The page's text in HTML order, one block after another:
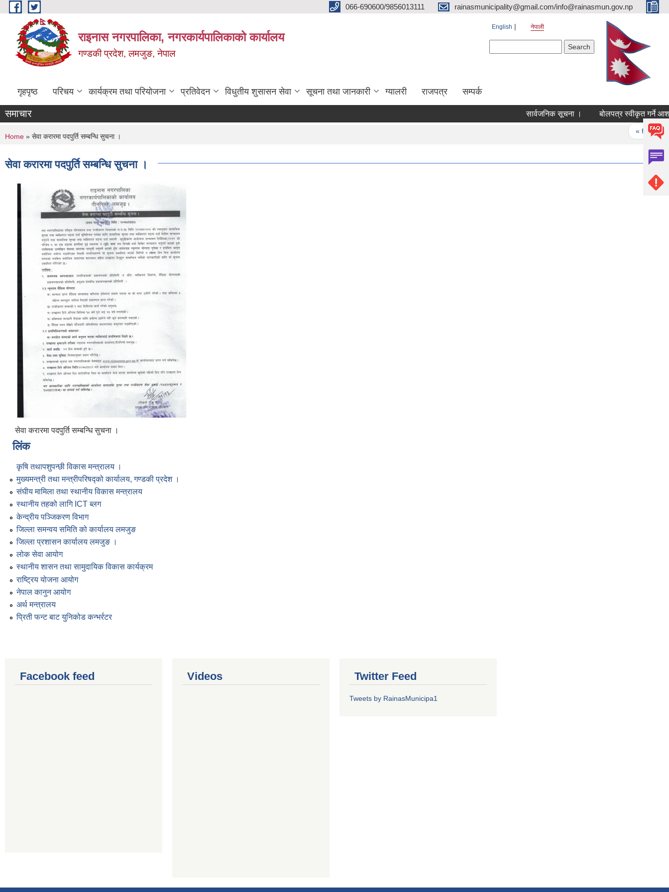
Skip to main content 066-690600/9856013111 rainasmunicipality@gmail.com/info@rainasmun.gov.np
राइनास नगरपालिका, नगरकार्यपालिकाको कार्यालय
गण्डकी प्रदेश, लमजुङ, नेपाल
English नेपाली
गृहपृष्ठ परिचय कार्यक्रम तथा परियोजना प्रतिवेदन विधुतीय शुसासन सेवा सूचना तथा जानकारी ग्यालरी राजपत्र सम्पर्क
समाचार सार्वजनिक सूचना । बोलपत्र स्वीकृत गर्ने
« first
You are here
Home » सेवा करारमा पदपुर्ति सम्बन्धि सुचना ।
सेवा करारमा पदपुर्ति सम्बन्धि सुचना ।
सेवा करारमा पदपुर्ति सम्बन्धि सुचना ।
लिंक
कृषि तथापशुपन्छी विकास मन्त्रालय ।
मुख्यमन्त्री तथा मन्त्रीपरिषद्को कार्यालय, गण्डकी प्रदेश ।
संघीय मामिला तथा स्थानीय विकास मन्त्रालय
स्थानीय तहको लागि ICT ब्लग
केन्द्रीय पञ्जिकरण विभाग
जिल्ला समन्वय समिति को कार्यालय लमजुङ
जिल्ला प्रशासन कार्यालय लमजुङ ।
लोक सेवा आयोग
स्थानीय शासन तथा सामुदायिक विकास कार्यक्रम
राष्ट्रिय योजना आयोग
नेपाल कानुन आयोग
अर्थ मन्त्रालय
प्रिती फन्ट बाट युनिकोड कन्भर्रटर
Facebook feed Videos Twitter Feed
Tweets by RainasMunicipa1